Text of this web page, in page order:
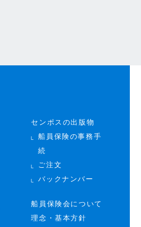
センポスの出版物
船員保険の事務手
続
ご注文
バックナンバー
船員保険会について
理念・基本方針